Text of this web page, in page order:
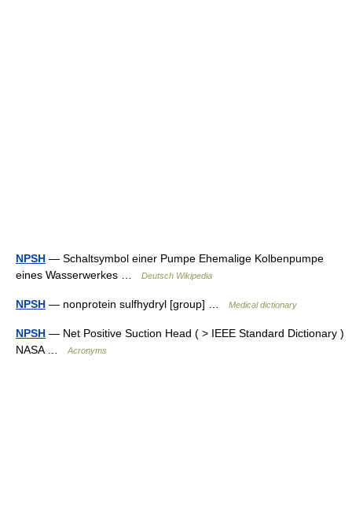
NPSH — Schaltsymbol einer Pumpe Ehemalige Kolbenpumpe
eines Wasserwerkes …
Deutsch Wikipedia
NPSH — nonprotein sulfhydryl [group] … Medical dictionary
NPSH — Net Positive Suction Head ( > IEEE Standard Dictionary )
NASA …
Acronyms